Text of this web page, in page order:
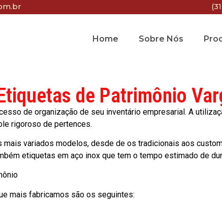
Home Sobre Nós
de Patrimônio
de organização de seu inventário empresarial. A
rigoroso de pertences.
mais variados modelos, desde de os tradicionais aos
etiquetas em aço inox que tem o tempo estimado de
mais fabricamos são os seguintes: